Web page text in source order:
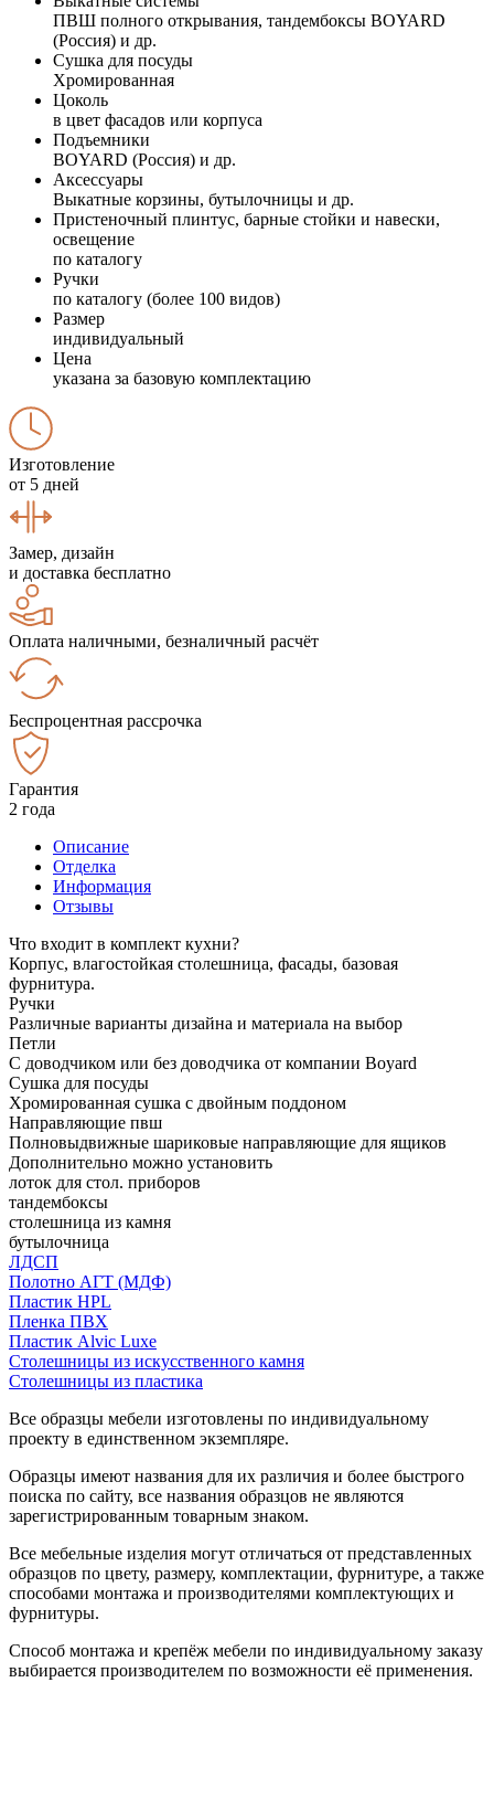
ПВШ полного открывания, тандембоксы BOYARD
(Россия) и др.
Сушка для посуды
Хромированная
Цоколь
в цвет фасадов или корпуса
Подъемники
BOYARD (Россия) и др.
Аксессуары
Выкатные корзины, бутылочницы и др.
Пристеночный плинтус, барные стойки и навески,
освещение
по каталогу
Ручки
по каталогу (более 100 видов)
Размер
индивидуальный
Цена
указана за базовую комплектацию
Изготовление
от 5 дней
Замер, дизайн
и доставка бесплатно
Оплата наличными, безналичный расчёт
Беспроцентная рассрочка
Гарантия
2 года
Описание
Отделка
Информация
Отзывы
Что входит в комплект кухни?
Корпус, влагостойкая столешница, фасады, базовая
фурнитура.
Ручки
Различные варианты дизайна и материала на выбор
Петли
С доводчиком или без доводчика от компании Boyard
Сушка для посуды
Хромированная сушка с двойным поддоном
Направляющие пвш
Полновыдвижные шариковые направляющие для ящиков
Дополнительно можно установить
лоток для стол. приборов
тандембоксы
столешница из камня
бутылочница
ЛДСП
Полотно АГТ (МДФ)
Пластик HPL
Пленка ПВХ
Пластик Alvic Luxe
Столешницы из искусственного камня
Столешницы из пластика
Все образцы мебели изготовлены по индивидуальному
проекту в единственном экземпляре.
Образцы имеют названия для их различия и более быстрого
поиска по сайту, все названия образцов не являются
зарегистрированным товарным знаком.
Все мебельные изделия могут отличаться от представленных
образцов по цвету, размеру, комплектации, фурнитуре, а также
способами монтажа и производителями комплектующих и
фурнитуры.
Способ монтажа и крепёж мебели по индивидуальному заказу
выбирается производителем по возможности её применения.